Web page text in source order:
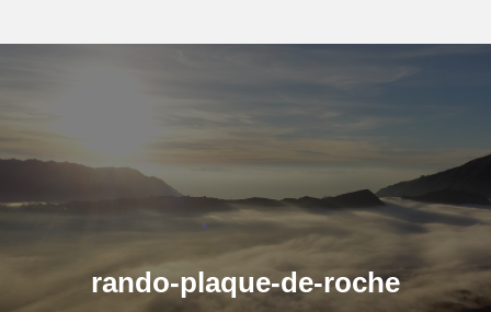
rando-plaque-de-roche